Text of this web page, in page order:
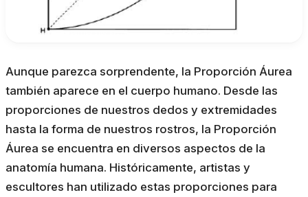
Aunque parezca sorprendente, la Proporción Áurea
también aparece en el cuerpo humano. Desde las
proporciones de nuestros dedos y extremidades
hasta la forma de nuestros rostros, la Proporción
Áurea se encuentra en diversos aspectos de la
anatomía humana. Históricamente, artistas y
escultores han utilizado estas proporciones para